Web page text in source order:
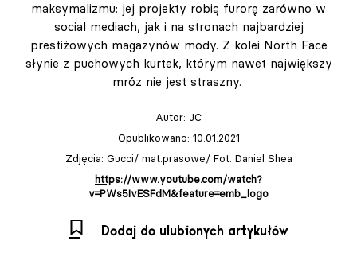
maksymalizmu: jej projekty robią furorę zarówno w
social mediach, jak i na stronach najbardziej
prestiżowych magazynów mody. Z kolei North Face
słynie z puchowych kurtek, którym nawet największy
mróz nie jest straszny.
Autor: JC
Opublikowano: 10.01.2021
Zdjęcia: Gucci/ mat.prasowe/ Fot. Daniel Shea
https://www.youtube.com/watch?
v=PWs5IvESFdM&feature=emb_logo
Dodaj do ulubionych artykułów